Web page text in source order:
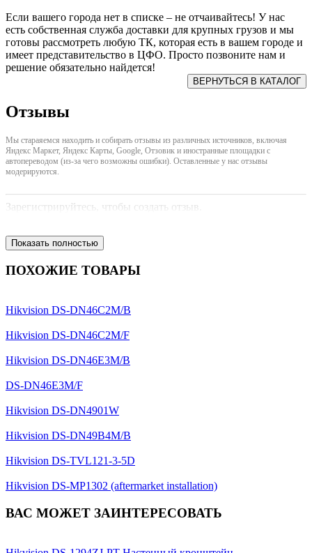
Если вашего города нет в списке – не отчаивайтесь! У нас
есть собственная служба доставки для крупных грузов и мы
готовы рассмотреть любую ТК, которая есть в вашем городе и
имеет представительство в ЦФО. Просто позвоните нам и
решение обязательно найдется!
Отзывы
Мы стараяемся находить и собирать отзывы из различных источников, включая
Яндекс Маркет, Яндекс Карты, Google, Отзовик и иностранные площадки с
автопереводом (из-за чего возможны ошибки). Оставленные у нас отзывы
модерируются.
Зарегистрируйтесь, чтобы создать отзыв.
Показать полностью
ПОХОЖИЕ ТОВАРЫ
Hikvision DS-DN46C2M/B
Hikvision DS-DN46C2M/F
Hikvision DS-DN46E3M/B
DS-DN46E3M/F
Hikvision DS-DN4901W
Hikvision DS-DN49B4M/B
Hikvision DS-TVL121-3-5D
Hikvision DS-MP1302 (aftermarket installation)
ВАС МОЖЕТ ЗАИНТЕРЕСОВАТЬ